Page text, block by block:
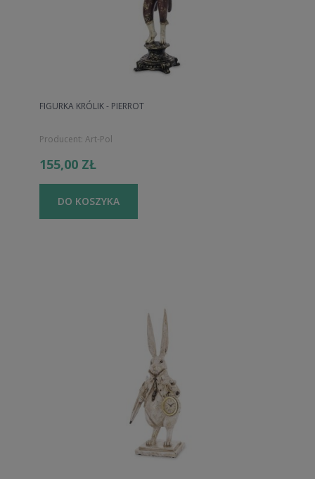
FIGURKA KRÓLIK - PIERROT
Producent: Art-Pol
155,00 ZŁ
DO KOSZYKA